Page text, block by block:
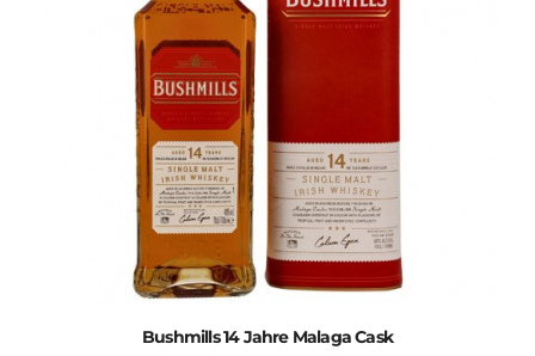
Bushmills 14 Jahre Malaga Cask